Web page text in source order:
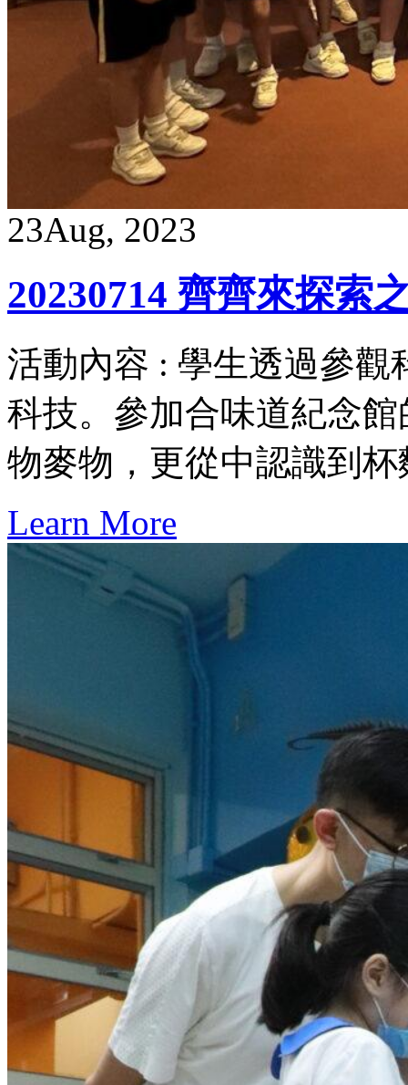
23Aug, 2023
20230714 齊齊來探索
活動內容 : 學生透過參觀
科技。參加合味道紀念
物麥物，更從中認識到
Learn More